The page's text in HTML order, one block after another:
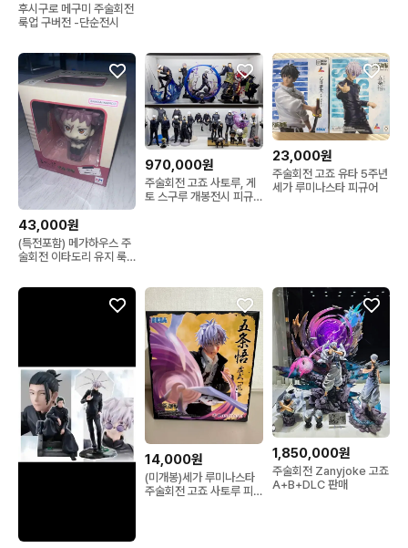
후시구로 메구미 주술회전
룩업 구버전 -단순전시
43,000원
(특전포함) 메가하우스 주
술회전 이타도리 유지 룩
970,000원
주술회전 고죠 사토루, 게
토 스구루 개봉전시 피규
23,000원
주술회전 고죠 유타 5주년
세가 루미나스타 피규어
14,000원
(미개봉)세가 루미나스타
주술회전 고죠 사토루 피
1,850,000원
주술회전 Zanyjoke 고죠
A+B+DLC 판매